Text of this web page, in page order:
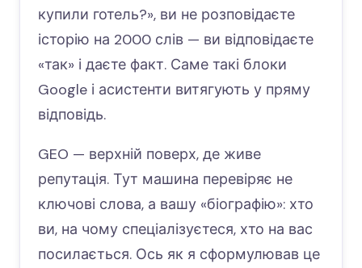
купили готель?», ви не розповідаєте
історію на 2000 слів — ви відповідаєте
«так» і даєте факт. Саме такі блоки
Google і асистенти витягують у пряму
відповідь.
GEO — верхній поверх, де живе
репутація. Тут машина перевіряє не
ключові слова, а вашу «біографію»: хто
ви, на чому спеціалізуєтеся, хто на вас
посилається. Ось як я сформулював це